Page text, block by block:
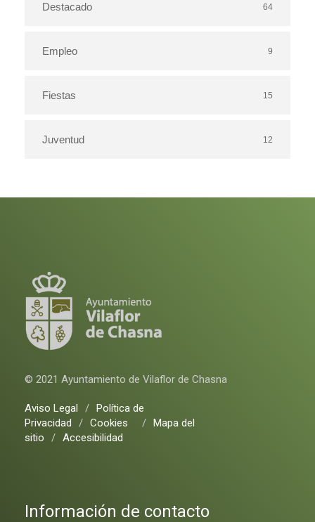
Destacado 64
Empleo 9
Fiestas 15
Juventud 12
© 2021 Ayuntamiento de Vilaflor de Chasna
Aviso Legal / Política de
Privacidad
/ Cookies / Mapa del
sitio
/ Accesibilidad
Información de contacto